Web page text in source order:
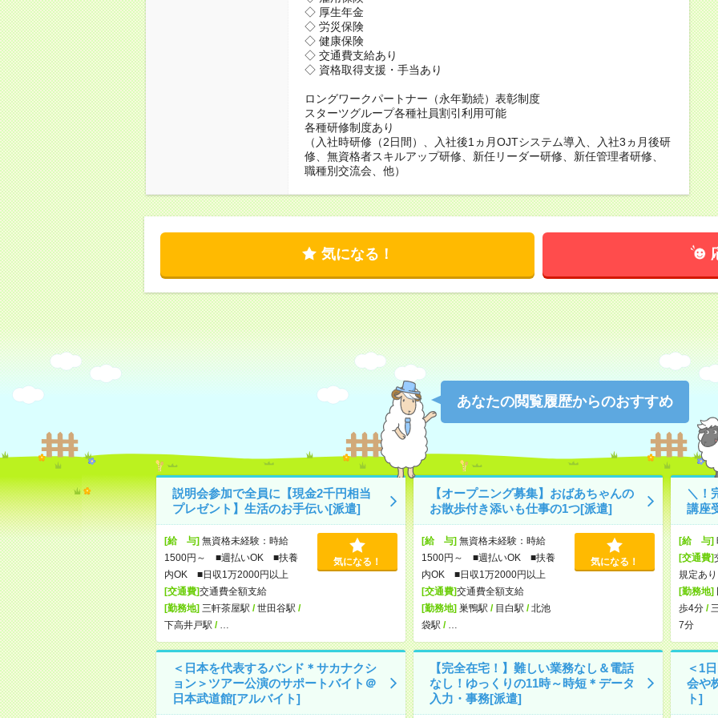
◇ 厚生年金
◇ 労災保険
◇ 健康保険
◇ 交通費支給あり
◇ 資格取得支援・手当あり
ロングワークパートナー（永年勤続）表彰制度
スターツグループ各種社員割引利用可能
各種研修制度あり
（入社時研修（2日間）、入社後1ヵ月OJTシステム導入、入社3ヵ月後研
修、無資格者スキルアップ研修、新任リーダー研修、新任管理者研修、
職種別交流会、他）
気になる！
あなたの閲覧履歴からのおすすめ
説明会参加で全員に【現金2千円相当
プレゼント】生活のお手伝い[派遣]
[給 与]無資格未経験：時給
1500円～ ■週払いOK ■扶養
内OK ■日収1万2000円以上
[交通費]交通費全額支給
[勤務地]三軒茶屋駅 /世田谷駅 /
下高井戸駅 /
気になる！
【オープニング募集】おばあちゃんの
お散歩付き添いも仕事の1つ[派遣]
[給 与]無資格未経験：時給
1500円～ ■週払いOK ■扶養
内OK ■日収1万2000円以上
[交通費]交通費全額支給
[勤務地]巣鴨駅 / 目白駅 /北池
袋駅 /
気になる！
＼！
講座
[給 与]
[交通費]
規定あ
[勤務地]
歩4分/
7分
＜日本を代表するバンド＊サカナクシ
ョン＞ツアー公演のサポートバイト＠
日本武道館[アルバイト]
【完全在宅！】難しい業務なし＆電話
なし！ゆっくりの11時～時短＊データ
入力・事務[派遣]
＜1
会や
ト]